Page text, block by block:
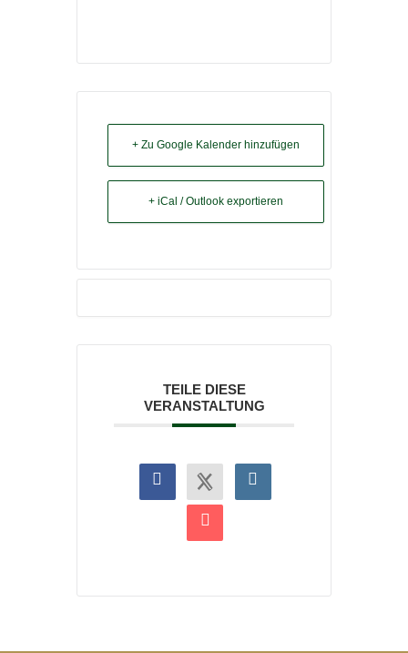
+ Zu Google Kalender hinzufügen
+ iCal / Outlook exportieren
TEILE DIESE
VERANSTALTUNG